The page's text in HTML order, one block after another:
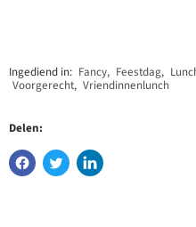
Ingediend in: Fancy, Feestdag,
Voorgerecht, Vriendinnenlunch
Delen: